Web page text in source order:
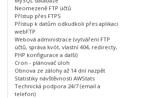
Neomezeně FTP účtů
Přístup přes FTPS
Přístup k datům odkudkoli přes aplikaci
webFTP
Webová administrace (vytváření FTP
účtů, správa kvót, vlastní 404, redirecty,
PHP konfigurace a další)
Cron - plánovač úloh
Obnova ze zálohy až 14 dní nazpět
Statistiky návštěvnosti AWStats
Technická podpora 24/7 (email a
telefon)